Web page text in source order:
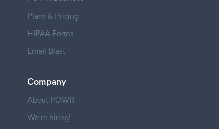
Plans & Pricing
HIPAA Forms
Email Blast
Company
About POWR
We're hiring!